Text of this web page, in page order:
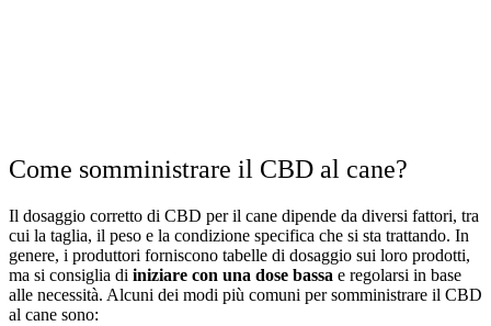
Come somministrare il CBD al cane?
Il dosaggio corretto di CBD per il cane dipende da diversi fattori, tra
cui la taglia, il peso e la condizione specifica che si sta trattando. In
genere, i produttori forniscono tabelle di dosaggio sui loro prodotti,
ma si consiglia di iniziare con una dose bassa e regolarsi in base
alle necessità. Alcuni dei modi più comuni per somministrare il CBD
al cane sono: